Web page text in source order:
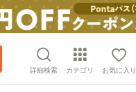
詳細検索 カテゴリ お気に入り